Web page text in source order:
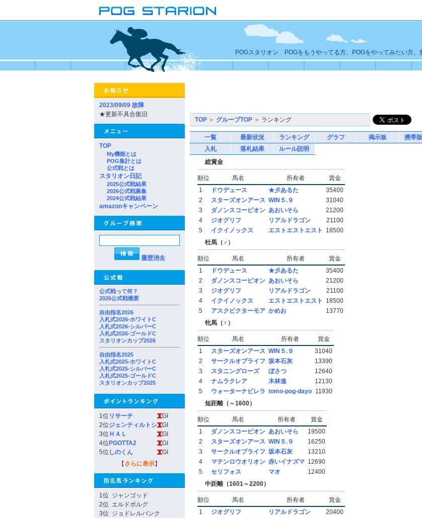
POGスタリオン POGをもうやってる方、POGをやってみたい方、
2023/09/09 故障
★更新不具合復旧
TOP
My機能とは
POG集計とは
公式戦とは
スタリオン日記
2025公式戦結果
2026公式戦募集
2024公式戦結果
amazonキャンペーン
履歴消去
公式戦って何？
2026公式戦概要
自由指名2026
入札式2026-ホワイトC
入札式2026-シルバーC
入札式2026-ゴールドC
スタリオンカップ2026
自由指名2025
入札式2025-ホワイトC
入札式2025-シルバーC
入札式2025-ゴールドC
スタリオンカップ2025
1位 リサーチ
GI
2位ジェンティルトシ
GI
3位 ＨＡＬ
GI
4位 PGOTTA2
GI
5位 しのくん
GI
【 さらに表示】
1位 ジャンゴッド
2位 エルドボルグ
3位 ジョドレルバンク
TOP ＞ グループTOP ＞ ランキング
一覧 最新状況 ランキング グラフ 掲示板 携帯
入札
落札結果
ルール説明
総賞金
順位 馬名 所有者
賞金
1
ドウデュース ★彡あるた
35400
2
スターズオンアース WIN５.９
31040
3
ダノンスコーピオン あおいそら
21200
4
ジオグリフ リアルドラゴン
21100
5
イクイノックス エストエストエスト
18500
牡馬（♂）
順位 馬名 所有者
賞金
1
ドウデュース ★彡あるた
35400
2
ダノンスコーピオン あおいそら
21200
3
ジオグリフ リアルドラゴン
21100
4
イクイノックス エストエストエスト
18500
5
アスクビクターモア かめお
13770
牝馬（♀）
順位 馬名 所有者
賞金
1
スターズオンアース WIN５.９
31040
2
サークルオブライフ 坂本石灰
13390
3
スタニングローズ ぼさつ
12640
4
ナムラクレア 木林進
12130
5
ウォーターナビレラ tomo-pog-dayo 11930
短距離（～1600）
順位 馬名 所有者
賞金
1
ダノンスコーピオン あおいそら
19500
2
スターズオンアース WIN５.９
16250
3
サークルオブライフ 坂本石灰
13210
4
マテンロウオリオン 赤いイナズマ 12690
5
セリフォス マオ
12400
中距離（1601～2200）
順位 馬名 所有者
賞金
1
ジオグリフ リアルドラゴン
20400